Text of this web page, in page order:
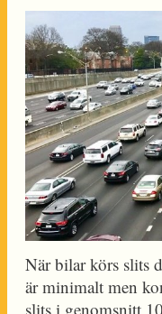
När bilar körs slits
är minimalt men
slits i genomsnitt